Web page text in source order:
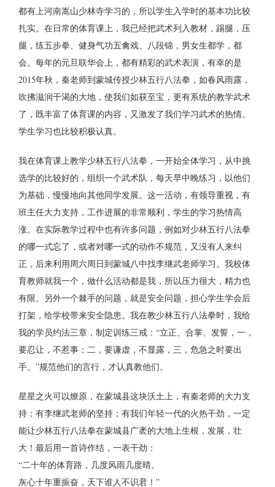
都有上河南嵩山少林寺学习的，所以学生入学时的基本功比较
扎实。在日常的体育课上，我已经把武术列入教材，踢腿，压
腿，练五步拳、健身气功五禽戏、八段锦，男女生都学，都
会。每年的元旦联华会上，都有精彩的武术表演，有幸的是
2015年秋，秦老师到蒙城传授少林五行八法拳，如春风雨露，
吹拂滋润干渴的大地，使我们如获至宝，更有系统的教学武术
了，既丰富了体育课的内容，又激发了我们学习武术的热情。
学生学习也比较积极认真。
我在体育课上教学少林五行八法拳，一开始全体学习，从中挑
选学的比较好的，组织一个武术队，每天早中晚练习，以他们
为基础，慢慢地向其他同学发展。这一活动，有领导重视，有
班主任大力支持，工作进展的非常顺利，学生的学习热情高
涨。在实际教学过程中也有许多问题，例如对少林五行八法拳
的哪一式忘了，或者对哪一式的动作不规范，又没有人来纠
正，后来利用周六周日到蒙城八中找李继武老师学习。我校体
育教师就我一个，做什么活动都是我，所以压力很大，精力也
有限。另外一个棘手的问题，就是安全问题，担心学生学会后
打架，给学校带来安全隐患。我在教少林五行八法拳时，我给
我的学员约法三章，制定训练三戒：“立正、合掌、发誓，一，
要忍让，不惹事；二，要谦虚，不显露，三，危急之时要出
手。”规范他们的言行，才认真教他们。
星星之火可以燎原，在蒙城县这块沃土上，有秦老师的大力支
持；有李继武老师的坚持；有我们年轻一代的火热干劲，一定
能让少林五行八法拳在蒙城县广袤的大地上生根，发展，壮
大！最后用一首诗作结，一表干劲：
“二十年的体育路，几度风雨几度晴。
灰心十年重振奋，天下谁人不识君！”